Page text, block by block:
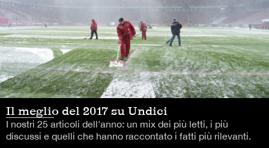
Il meglio del 2017 su Undici
I nostri 25 articoli dell'anno: un mix dei più letti, i più
discussi e quelli che hanno raccontato i fatti più rilevanti.